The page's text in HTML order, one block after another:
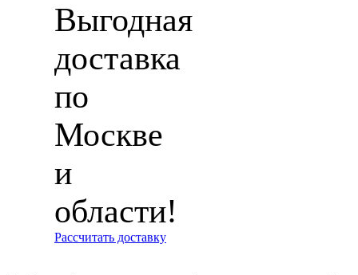
Выгодная
доставка
по
Москве
и
области!
Рассчитать доставку